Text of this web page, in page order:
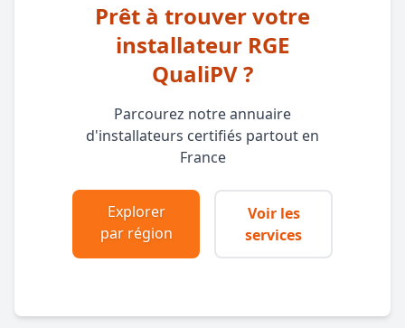
Prêt à trouver votre
installateur RGE
QualiPV ?
Parcourez notre annuaire
d'installateurs certifiés partout en
France
Explorer
par région
Voir les
services